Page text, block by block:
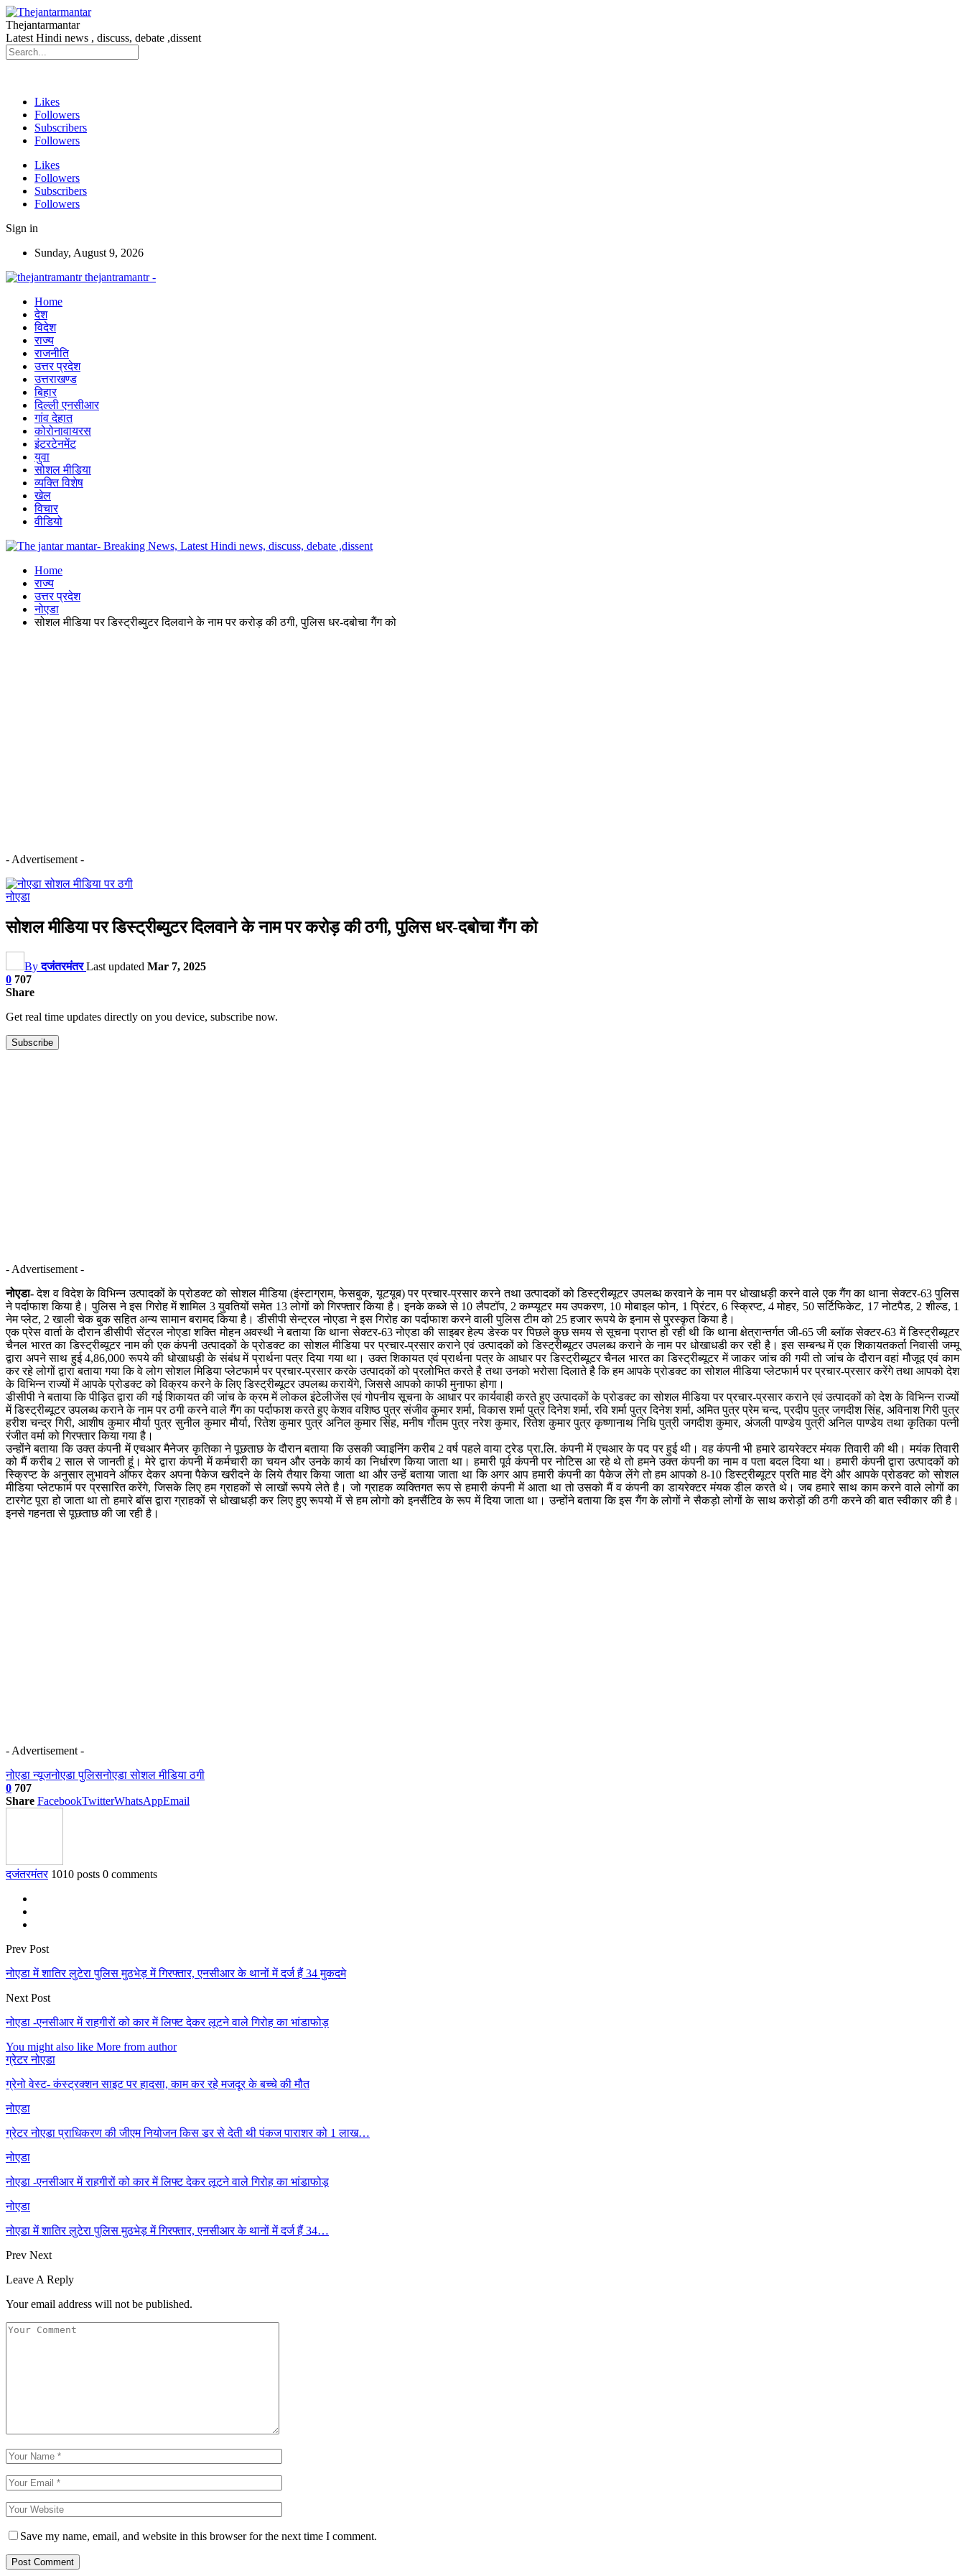
Thejantarmantar
Latest Hindi news , discuss, debate ,dissent
Likes
Followers
Subscribers
Followers
Likes
Followers
Subscribers
Followers
Sign in
Sunday, August 9, 2026
thejantramantr -
Home
देश
विदेश
राज्य
राजनीति
उत्तर प्रदेश
उत्तराखण्ड
बिहार
दिल्ली एनसीआर
गांव देहात
कोरोनावायरस
इंटरटेनमेंट
युवा
सोशल मीडिया
व्यक्ति विशेष
खेल
विचार
वीडियो
Home
राज्य
उत्तर प्रदेश
नोएडा
सोशल मीडिया पर डिस्ट्रीब्युटर दिलवाने के नाम पर करोड़ की ठगी, पुलिस धर-दबोचा गैंग को
- Advertisement -
नोएडा
सोशल मीडिया पर डिस्ट्रीब्युटर दिलवाने के नाम पर करोड़ की ठगी, पुलिस धर-दबोचा गैंग को
Byदजंतरमंतर Last updated Mar 7, 2025
0 707
Share
Get real time updates directly on you device, subscribe now.
Subscribe
- Advertisement -
नोएडा-देश व विदेश के विभिन्न उत्पादकों के प्रोडक्ट को सोशल मीडिया (इंस्टाग्राम, फेसबुक, यूटयूब) पर प्रचार-प्रसार करने तथा उत्पादकों को डिस्ट्रीब्यूटर उपलब्ध करवाने के नाम पर धोखाधड़ी करने वाले एक गैंग का थाना सेक्टर-63 पुलिस
ने पर्दाफाश किया है। पुलिस ने इस गिरोह में शामिल 3 युवतियों समेत 13 लोगों को गिरफ्तार किया है। इनके कब्जे से 10 लैपटॉप, 2 कम्प्यूटर मय उपकरण, 10 मोबाइल फोन, 1 प्रिंटर, 6 स्क्रिप्ट, 4 मोहर, 50 सर्टिफिकेट, 17 नोटपैड, 2 शील्ड, 1
नेम प्लेट, 2 खाली चेक बुक सहित अन्य सामान बरामद किया है। डीसीपी सेन्ट्रल नोएडा ने इस गिरोह का पर्दाफाश करने वाली पुलिस टीम को 25 हजार रूपये के इनाम से पुरस्कृत किया है।
एक प्रेस वार्ता के दौरान डीसीपी सेंट्रल नोएडा शक्ति मोहन अवस्थी ने बताया कि थाना सेक्टर-63 नोएडा की साइबर हेल्प डेस्क पर पिछले कुछ समय से सूचना प्राप्त हो रही थी कि थाना क्षेत्रान्तर्गत जी-65 जी ब्लॉक सेक्टर-63 में डिस्ट्रीब्यूटर
चैनल भारत का डिस्ट्रीब्यूटर नाम की एक कंपनी उत्पादकों के प्रोडक्ट का सोशल मीडिया पर प्रचार-प्रसार कराने एवं उत्पादकों को डिस्ट्रीब्यूटर उपलब्ध कराने के नाम पर धोखाधडी कर रही है। इस सम्बन्ध में एक शिकायतकर्ता निवासी जम्मू
द्वारा अपने साथ हुई 4,86,000 रूपये की धोखाधड़ी के संबंध में प्रार्थना पत्र दिया गया था। उक्त शिकायत एवं प्रार्थना पत्र के आधार पर डिस्ट्रीब्यूटर चैनल भारत का डिस्ट्रीब्यूटर में जाकर जांच की गयी तो जांच के दौरान वहां मौजूद एवं काम
कर रहे लोगों द्वारा बताया गया कि वे लोग सोशल मिडिया प्लेटफार्म पर प्रचार-प्रसार करके उत्पादकों को प्रलोभित करते है तथा उनको भरोसा दिलाते है कि हम आपके प्रोडक्ट का सोशल मीडिया प्लेटफार्म पर प्रचार-प्रसार करेंगे तथा आपको देश
के विभिन्न राज्यों में आपके प्रोडक्ट को विक्रय करने के लिए डिस्ट्रीब्यूटर उपलब्ध करायेंगे, जिससे आपको काफी मुनाफा होगा।
डीसीपी ने बताया कि पीड़ित द्वारा की गई शिकायत की जांच के क्रम में लोकल इंटेलीजेंस एवं गोपनीय सूचना के आधार पर कार्यवाही करते हुए उत्पादकों के प्रोडक्ट का सोशल मीडिया पर प्रचार-प्रसार कराने एवं उत्पादकों को देश के विभिन्न राज्यों
में डिस्ट्रीब्यूटर उपलब्ध कराने के नाम पर ठगी करने वाले गैंग का पर्दाफाश करते हुए केशव वशिष्ठ पुत्र संजीव कुमार शर्मा, विकास शर्मा पुत्र दिनेश शर्मा, रवि शर्मा पुत्र दिनेश शर्मा, अमित पुत्र प्रेम चन्द, प्रदीप पुत्र जगदीश सिंह, अविनाश गिरी पुत्र
हरीश चन्द्र गिरी, आशीष कुमार मौर्या पुत्र सुनील कुमार मौर्या, रितेश कुमार पुत्र अनिल कुमार सिंह, मनीष गौतम पुत्र नरेश कुमार, रितेश कुमार पुत्र कृष्णानाथ निधि पुत्री जगदीश कुमार, अंजली पाण्डेय पुत्री अनिल पाण्डेय तथा कृतिका पत्नी
रंजीत वर्मा को गिरफ्तार किया गया है।
उन्होंने बताया कि उक्त कंपनी में एचआर मैनेजर कृतिका ने पूछताछ के दौरान बताया कि उसकी ज्वाइनिंग करीब 2 वर्ष पहले वाया ट्रेड प्रा.लि. कंपनी में एचआर के पद पर हुई थी। वह कंपनी भी हमारे डायरेक्टर मंयक तिवारी की थी। मयंक तिवारी
को मैं करीब 2 साल से जानती हूं। मेरे द्वारा कंपनी में कर्मचारी का चयन और उनके कार्य का निर्धारण किया जाता था। हमारी पूर्व कंपनी पर नोटिस आ रहे थे तो हमने उक्त कंपनी का नाम व पता बदल दिया था। हमारी कंपनी द्वारा उत्पादकों को
स्क्रिप्ट के अनुसार लुभावने ऑफर देकर अपना पैकेज खरीदने के लिये तैयार किया जाता था और उन्हें बताया जाता था कि अगर आप हमारी कंपनी का पैकेज लेंगे तो हम आपको 8-10 डिस्ट्रीब्यूटर प्रति माह देंगे और आपके प्रोडक्ट को सोशल
मीडिया प्लेटफार्म पर प्रसारित करेंगे, जिसके लिए हम ग्राहकों से लाखों रूपये लेते है। जो ग्राहक व्यक्तिगत रूप से हमारी कंपनी में आता था तो उसको मैं व कंपनी का डायरेक्टर मंयक डील करते थे। जब हमारे साथ काम करने वाले लोगों का
टारगेट पूरा हो जाता था तो हमारे बॉस द्वारा ग्राहकों से धोखाधड़ी कर लिए हुए रूपयो में से हम लोगो को इनसैंटिव के रूप में दिया जाता था। उन्होंने बताया कि इस गैंग के लोगों ने सैकड़ो लोगों के साथ करोड़ों की ठगी करने की बात स्वीकार की है।
इनसे गहनता से पूछताछ की जा रही है।
- Advertisement -
नोएडा न्यूजनोएडा पुलिसनोएडा सोशल मीडिया ठगी
0 707
Share FacebookTwitterWhatsAppEmail
दजंतरमंतर 1010 posts 0 comments
Prev Post
नोएडा में शातिर लुटेरा पुलिस मुठभेड़ में गिरफ्तार, एनसीआर के थानों में दर्ज हैं 34 मुकदमे
Next Post
नोएडा -एनसीआर में राहगीरों को कार में लिफ्ट देकर लूटने वाले गिरोह का भांडाफोड़
You might also like More from author
ग्रेटर नोएडा
ग्रेनो वेस्ट- कंस्ट्रक्शन साइट पर हादसा, काम कर रहे मजदूर के बच्चे की मौत
नोएडा
ग्रेटर नोएडा प्राधिकरण की जीएम नियोजन किस डर से देती थी पंकज पाराशर को 1 लाख…
नोएडा
नोएडा -एनसीआर में राहगीरों को कार में लिफ्ट देकर लूटने वाले गिरोह का भांडाफोड़
नोएडा
नोएडा में शातिर लुटेरा पुलिस मुठभेड़ में गिरफ्तार, एनसीआर के थानों में दर्ज हैं 34…
Prev Next
Leave A Reply
Your email address will not be published.
Save my name, email, and website in this browser for the next time I comment.